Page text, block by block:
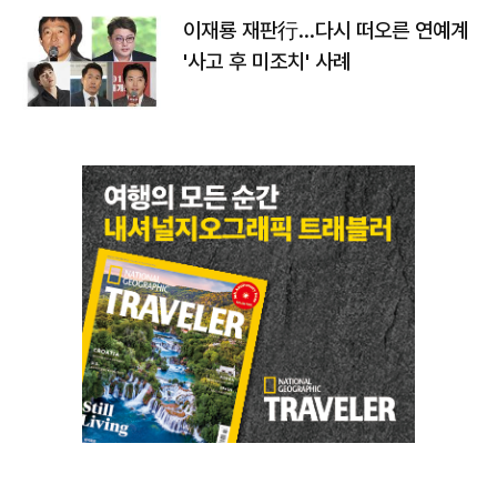
이재룡 재판行…다시 떠오른 연예계
'사고 후 미조치' 사례